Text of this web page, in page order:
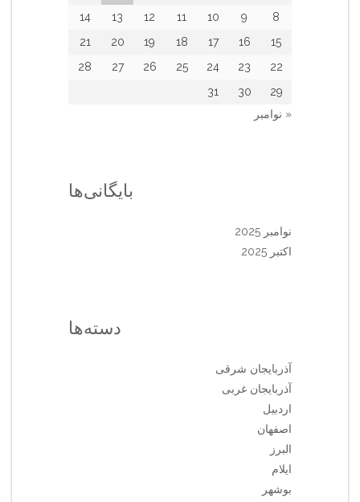
8
9
10
11
12
13
14
15
16
17
18
19
20
21
22
23
24
25
26
27
28
29
30
31
« نوامبر
بایگانی‌ها
نوامبر 2025
اکتبر 2025
دسته‌ها
آذربایجان شرقی
آذربایجان غربی
اردبیل
اصفهان
البرز
ایلام
بوشهر